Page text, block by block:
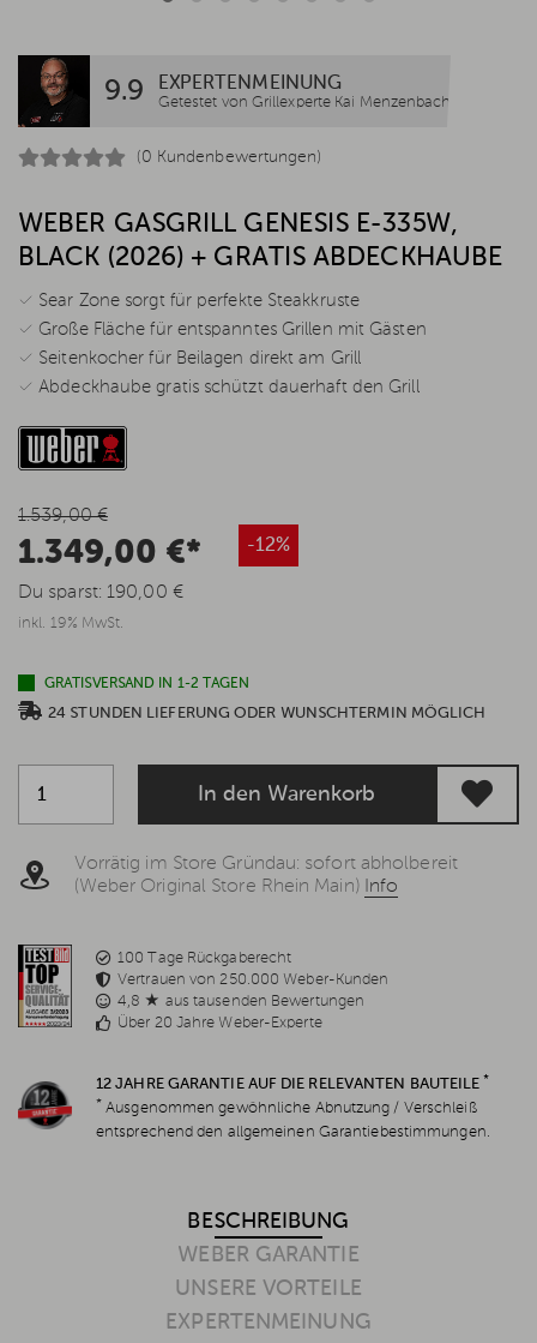
9.9 EXPERTENMEINUNG
Getestet von Grillexperte Kai Menzenbach
(0 Kundenbewertungen)
WEBER GASGRILL GENESIS E-335W,
BLACK (2026) + GRATIS ABDECKHAUBE
✓ Sear Zone sorgt für perfekte Steakkruste
✓ Große Fläche für entspanntes Grillen mit Gästen
✓ Seitenkocher für Beilagen direkt am Grill
✓ Abdeckhaube gratis schützt dauerhaft den Grill
1.539,00 €
1.349,00 €* -12%
Du sparst:190,00 €
inkl. 19% MwSt.
GRATISVERSAND IN 1-2 TAGEN
24 STUNDEN LIEFERUNG ODER WUNSCHTERMIN MÖGLICH
In den Warenkorb
Vorrätig im Store Gründau: sofort abholbereit
(Weber Original Store Rhein Main) Info
100 Tage Rückgaberecht
Vertrauen von 250.000 Weber-Kunden
4,8 ★ aus tausenden Bewertungen
Über 20 Jahre Weber-Experte
12 JAHRE GARANTIE AUF DIE RELEVANTEN BAUTEILE *
* Ausgenommen gewöhnliche Abnutzung / Verschleiß
entsprechend den allgemeinen Garantiebestimmungen.
BESCHREIBUNG
WEBER GARANTIE
UNSERE VORTEILE
EXPERTENMEINUNG